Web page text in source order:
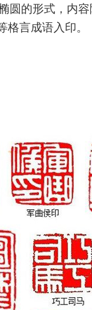
圆的形式，内
言成语入印。